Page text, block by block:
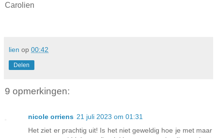
Carolien
lien op 00:42
Delen
9 opmerkingen:
nicole orriens 21 juli 2023 om 01:31
Het ziet er prachtig uit! Is het niet geweldig hoe je met maar